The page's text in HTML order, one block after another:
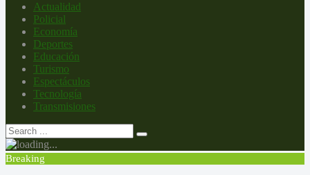
Actualidad
Policial
Economía
Deportes
Educación
Turismo
Espectáculos
Tecnología
Transmisiones
Breaking